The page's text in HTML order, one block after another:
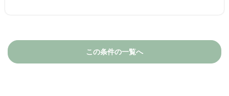
この条件の一覧へ